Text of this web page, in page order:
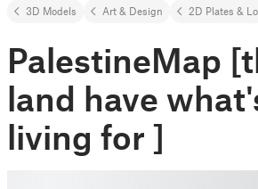
3D Models Art & Design 2D Plates &
PalestineMap
land have
living for ]